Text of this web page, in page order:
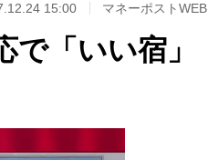
15:00 マネーポストWEB
「いい宿」